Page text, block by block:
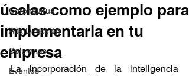
Coronavirus
Alta Dirección
Columnas
Eventos
úsalas como ejemplo para
implementarla en tu
empresa
La incorporación de la inteligencia